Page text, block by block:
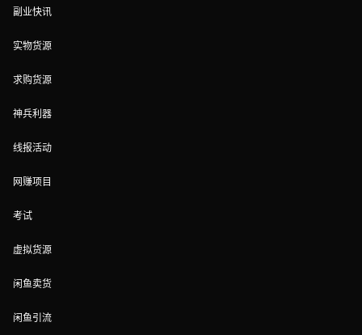
副业快讯
实物货源
求购货源
神兵利器
线报活动
网赚项目
考试
虚拟货源
闲鱼卖货
闲鱼引流